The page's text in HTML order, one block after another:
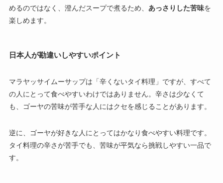
めるのではなく、澄んだスープで煮るため、 あっさりした苦味を
楽しめます。
日本人が勘違いしやすいポイント
マラヤッサイムーサップは「辛くないタイ料理」ですが、すべて
の人にとって食べやすいわけではありません。辛さは少なくて
も、ゴーヤの苦味が苦手な人にはクセを感じることがあります。
逆に、ゴーヤが好きな人にとってはかなり食べやすい料理です。
タイ料理の辛さが苦手でも、苦味が平気なら挑戦しやすい一品で
す。